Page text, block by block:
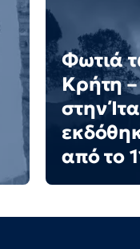
Φωτιά
Κρήτη
στην
από το